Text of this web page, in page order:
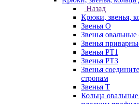
Назад
Крюки, звенья,
Звенья О
Звенья
Звенья
Звенья РТ1
Звенья РТ3
Звенья
стропам
Звенья Т
Кольца